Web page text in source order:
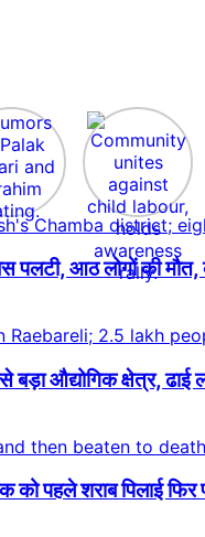
पलटी, आठ लोगों की
औद्योगिक क्षेत्र, ढाई
शराब पिलाई फिर